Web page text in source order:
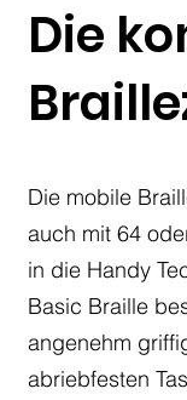
Die
Die mobile
auch mit 64
in die Handy
Basic Braille
angenehm
abriebfesten